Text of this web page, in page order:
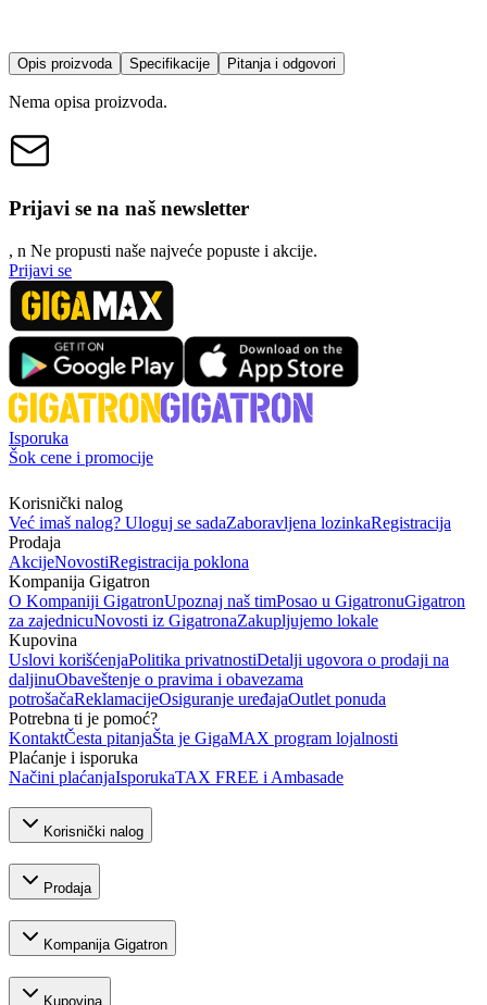
Opis proizvoda Specifikacije Pitanja i odgovori
Nema opisa proizvoda.
Prijavi se na naš newsletter
, n Ne propusti naše najveće popuste i akcije.
Prijavi se
Isporuka
Šok cene i promocije
Korisnički nalog
Već imaš nalog? Uloguj se sadaZaboravljena lozinkaRegistracija
Prodaja
AkcijeNovostiRegistracija poklona
Kompanija Gigatron
O Kompaniji GigatronUpoznaj naš timPosao u GigatronuGigatron
za zajednicuNovosti iz GigatronaZakupljujemo lokale
Kupovina
Uslovi korišćenjaPolitika privatnostiDetalji ugovora o prodaji na
daljinuObaveštenje o pravima i obavezama
potrošačaReklamacijeOsiguranje uređajaOutlet ponuda
Potrebna ti je pomoć?
KontaktČesta pitanjaŠta je GigaMAX program lojalnosti
Plaćanje i isporuka
Načini plaćanjaIsporukaTAX FREE i Ambasade
Korisnički nalog
Prodaja
Kompanija Gigatron
Kupovina